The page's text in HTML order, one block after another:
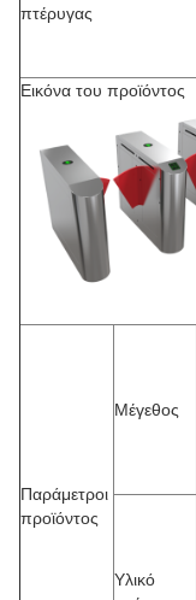
πτέρυγας
Εικόνα του προϊόντος
Παράμετροι
προϊόντος
Μέγεθος
Υλικό